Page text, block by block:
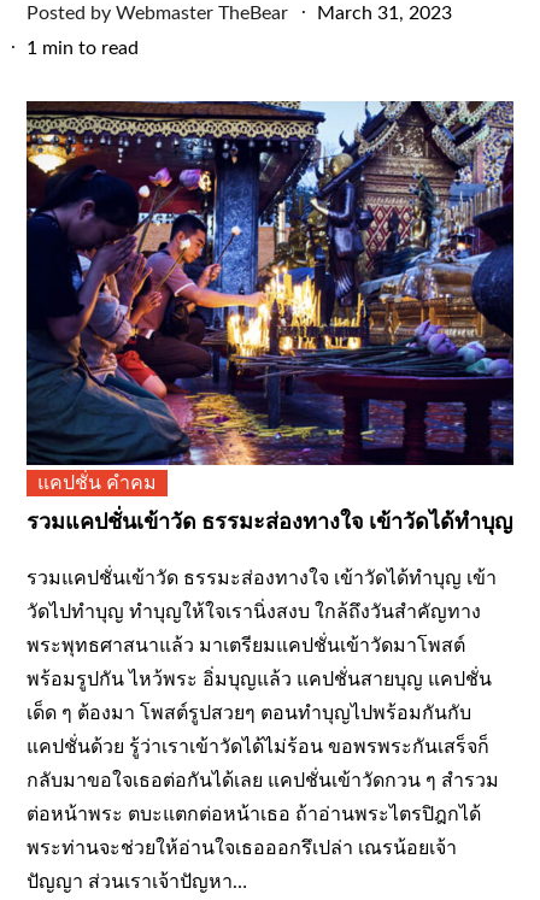
Posted byWebmaster TheBear
Posted
March 31, 2023
1 min to read
แคปชั่น คำคม
รวมแคปชั่นเข้าวัด ธรรมะส่องทางใจ เข้าวัดได้ทำบุญ
รวมแคปชั่นเข้าวัด ธรรมะส่องทางใจ เข้าวัดได้ทำบุญ เข้า
วัดไปทำบุญ ทำบุญให้ใจเรานิ่งสงบ ใกล้ถึงวันสำคัญทาง
พระพุทธศาสนาแล้ว มาเตรียมแคปชั่นเข้าวัดมาโพสต์
พร้อมรูปกัน ไหว้พระ อิ่มบุญแล้ว แคปชั่นสายบุญ แคปชั่น
เด็ด ๆ ต้องมา โพสต์รูปสวยๆ ตอนทำบุญไปพร้อมกันกับ
แคปชั่นด้วย รู้ว่าเราเข้าวัดได้ไม่ร้อน ขอพรพระกันเสร็จก็
กลับมาขอใจเธอต่อกันได้เลย แคปชั่นเข้าวัดกวน ๆ สำรวม
ต่อหน้าพระ ตบะแตกต่อหน้าเธอ ถ้าอ่านพระไตรปิฎกได้
พระท่านจะช่วยให้อ่านใจเธอออกรึเปล่า เณรน้อยเจ้า
ปัญญา ส่วนเราเจ้าปัญหา…